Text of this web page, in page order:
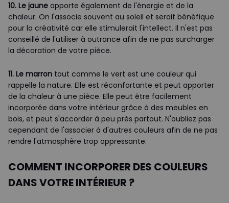
10. Le jaune apporte également de l'énergie et de la
chaleur. On l'associe souvent au soleil et serait bénéfique
pour la créativité car elle stimulerait l'intellect. Il n'est pas
conseillé de l'utiliser à outrance afin de ne pas surcharger
la décoration de votre pièce.
11. Le marron tout comme le vert est une couleur qui
rappelle la nature. Elle est réconfortante et peut apporter
de la chaleur à une pièce. Elle peut être facilement
incorporée dans votre intérieur grâce à des meubles en
bois, et peut s'accorder à peu près partout. N'oubliez pas
cependant de l'associer à d'autres couleurs afin de ne pas
rendre l'atmosphère trop oppressante.
COMMENT INCORPORER DES COULEURS
DANS VOTRE INTÉRIEUR ?